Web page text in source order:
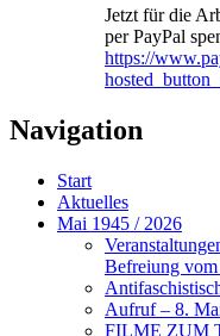
Jetzt für die
per PayPal
https://
Navigation
Start
Aktuelles
Mai 1945 / 2026
Befreiung vom
Aufruf – 8.
FILME ZUM